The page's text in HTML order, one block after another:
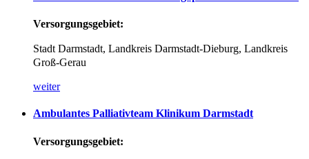
Versorgungsgebiet:
Stadt Darmstadt, Landkreis Darmstadt-Dieburg, Landkreis
Groß-Gerau
weiter
Ambulantes Palliativteam Klinikum Darmstadt
Versorgungsgebiet: